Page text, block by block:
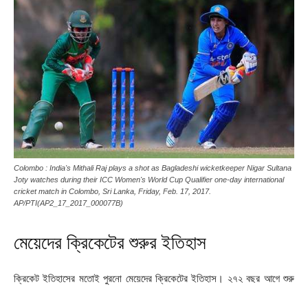
Colombo : India's Mithali Raj plays a shot as Bagladeshi wicketkeeper Nigar Sultana
Joty watches during their ICC Women's World Cup Qualifier one-day international
cricket match in Colombo, Sri Lanka, Friday, Feb. 17, 2017.
AP/PTI(AP2_17_2017_000077B)
মেয়েদের ক্রিকেটের শুরুর ইতিহাস
ক্রিকেট ইতিহাসের মতোই পুরনো মেয়েদের ক্রিকেটের ইতিহাস। ২৭২ বছর আগে শুরু